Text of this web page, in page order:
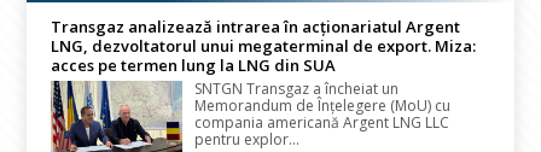
Transgaz analizează intrarea în acționariatul Argent
LNG, dezvoltatorul unui megaterminal de export. Miza:
acces pe termen lung la LNG din SUA
SNTGN Transgaz a încheiat un
Memorandum de Înțelegere (MoU) cu
compania americană Argent LNG LLC
pentru explor...